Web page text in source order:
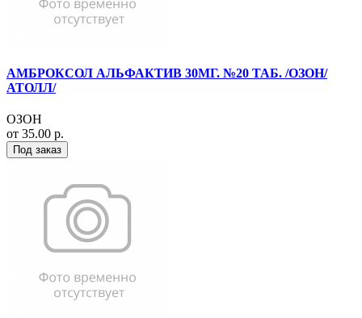
АМБРОКСОЛ АЛЬФАКТИВ 30МГ. №20 ТАБ. /ОЗОН/
АТОЛЛ/
ОЗОН
от 35.00 р.
Под заказ